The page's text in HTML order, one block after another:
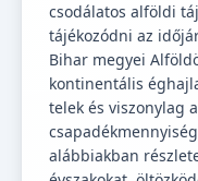
csodálatos alföldi
tájékozódni az
Bihar megyei
kontinentális
telek és viszonylag
alábbiakban